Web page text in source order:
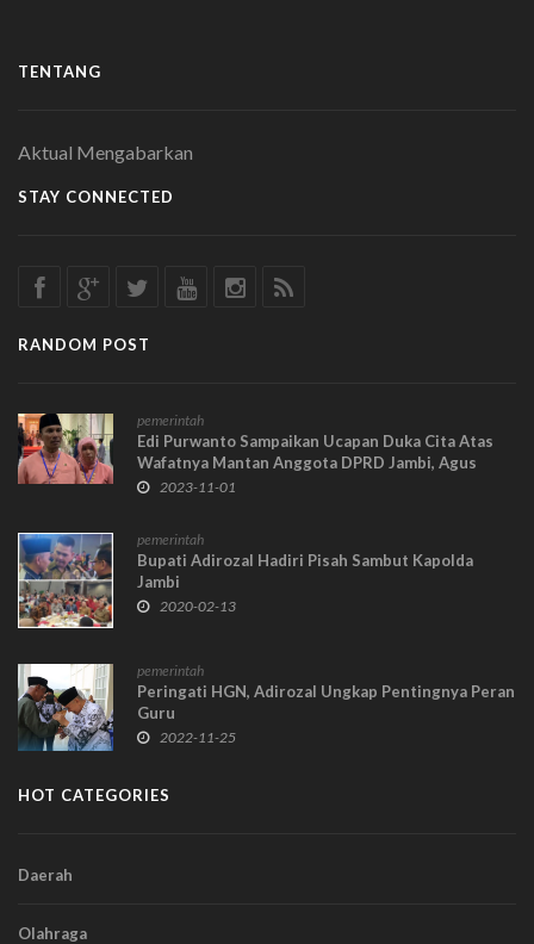
TENTANG
Aktual Mengabarkan
STAY CONNECTED
RANDOM POST
pemerintah
Edi Purwanto Sampaikan Ucapan Duka Cita Atas
Wafatnya Mantan Anggota DPRD Jambi, Agus
Rama2023-11-01
pemerintah
Bupati Adirozal Hadiri Pisah Sambut Kapolda
Jambi
2020-02-13
pemerintah
Peringati HGN, Adirozal Ungkap Pentingnya Peran
Guru
2022-11-25
HOT CATEGORIES
Daerah
Olahraga